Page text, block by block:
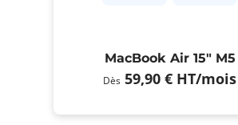
MacBook Air 15" M5
Dès 59,90 € HT/mois